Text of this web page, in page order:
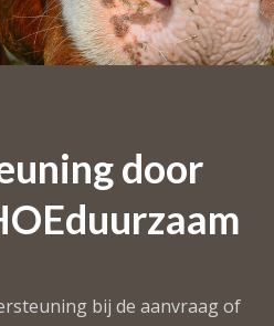
door
bij de aanvraag of